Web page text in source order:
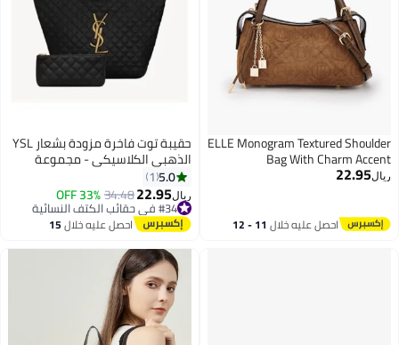
ELLE Monogram Textured Shoulder
Bag With Charm Accent
ريال22.95
احصل عليه خلال 11 - 12
حقيبة توت فاخرة مزودة بشعار YSL
الذهبي الكلاسيكي - مجموعة
حقيبة يد كبيرة السعة مع حقيبة
مطابقة - حقيبة مصممة أنيقة
للنساء
5.0
1
ريال22.95
34.48
33% OFF #34 في حقائب الكتف النسائية
تم بيع +10 مؤخرًا
#34 في حقائب الكتف النسائية احصل عليه خلال15